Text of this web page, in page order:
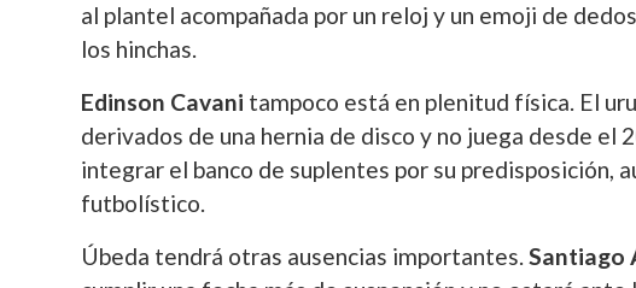
al plantel acompañada por un reloj y un emoji de
los hinchas.
Edinson Cavani tampoco está en plenitud física. El
derivados de una hernia de disco y no juega desde el
integrar el banco de suplentes por su
futbolístico.
Úbeda tendrá otras ausencias importantes. Santiago